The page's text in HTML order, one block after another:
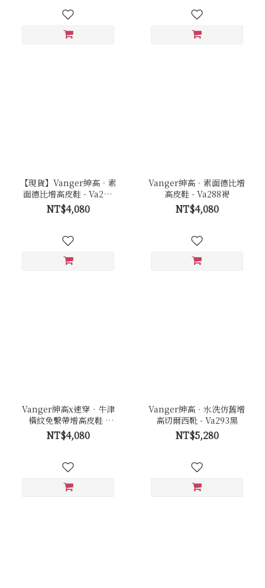
【現貨】Vanger紳高．素
面德比增高皮鞋 - Va288
黑
NT$4,080
Vanger紳高．素面德比增
高皮鞋 - Va288褐
NT$4,080
Vanger紳高x速穿．牛津
橫紋免繫帶增高皮鞋 -
Va289褐
NT$4,080
Vanger紳高．水洗仿舊增
高切爾西靴 - Va293黑
NT$5,280